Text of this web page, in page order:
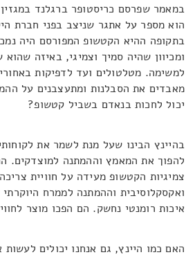
במאמר שפרסם כריסטופר ברגלנד
הוא מספר על אתגר שניצב בפני חברת
בתקופה ההיא הקטשופ המפורסם היה
ומכיוון שהיה סמיך וצמיגי, באיזה
למשימה. מטלטולים ועד לדפיקות
מאבדים את הסבלנות ומתעצבנים על
יכול לחכות בנאדם בשביל קטשופ?
בהיינץ הבינו שעל מנת לשמר את
להפוך את המאמץ וההמתנה למוצדקים.
צמיגיות הקטשופ מעידה על חוויית
ואקסקלוסיבית וההמתנה לממרח
איכות רומנטי נחשק. הם הפכו מוצר
האם כמו היינץ, גם אנחנו יכולים